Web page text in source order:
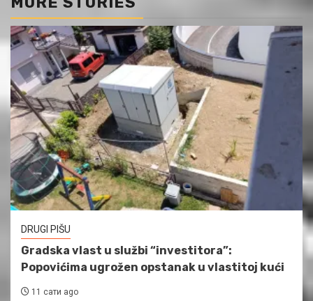
DRUGI PIŠU
Gradska vlast u službi “investitora”:
Popovićima ugrožen opstanak u vlastitoj kući
11 сати ago